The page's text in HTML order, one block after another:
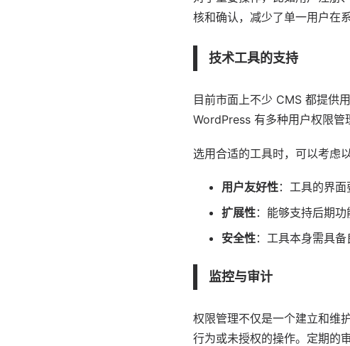
核和确认，减少了单一用户在
技术工具的支持
目前市面上不少 CMS 都提供
WordPress 有多种用户权限管
选用合适的工具时，可以考虑
用户友好性：工具的界面
扩展性：能够支持后期
安全性：工具本身需具
监控与审计
权限管理不仅是一个建立和维
行为或未授权的操作。定期的